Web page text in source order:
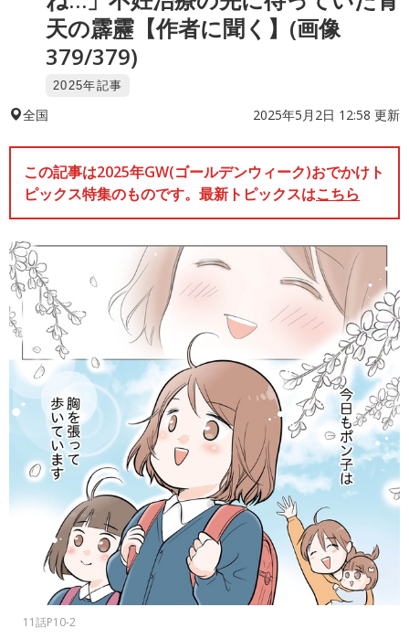
天の霹靂【作者に聞く】(画像
379/379)
2025年記事
全国 2025年5月2日 12:58 更新
この記事は2025年GW(ゴールデンウィーク)おでかけト
ピックス特集のものです。最新トピックスはこちら
11話P10-2